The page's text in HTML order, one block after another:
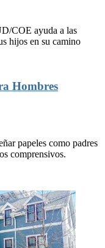
COE ayuda a las
hijos en su camino
Hombres
papeles como padres
comprensivos.